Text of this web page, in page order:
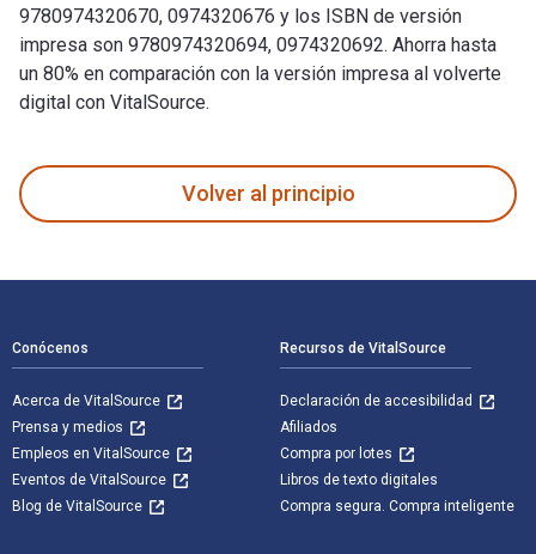
9780974320670, 0974320676 y los ISBN de versión
impresa son 9780974320694, 0974320692. Ahorra hasta
un 80% en comparación con la versión impresa al volverte
digital con VitalSource.
Volver al principio
Conócenos
Acerca de VitalSource
Prensa y medios
Empleos en VitalSource
Eventos de VitalSource
Blog de VitalSource
Recursos de VitalSource
Declaración de accesibilidad
Afiliados
Compra por lotes
Libros de texto digitales
Compra segura. Compra inteligente